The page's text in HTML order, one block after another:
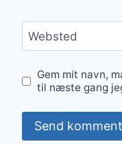
Websted
Gem mit navn,
til næste gang